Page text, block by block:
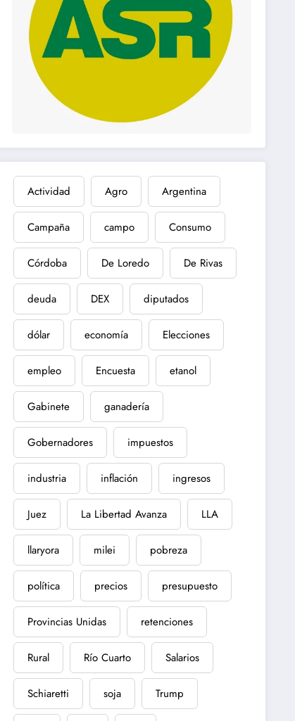
Actividad Agro Argentina
Campaña campo Consumo
Córdoba De Loredo De Rivas
deuda DEX diputados
dólar economía Elecciones
empleo Encuesta etanol
Gabinete ganadería
Gobernadores impuestos
industria inflación ingresos
Juez La Libertad Avanza LLA
llaryora milei pobreza
política precios presupuesto
Provincias Unidas retenciones
Rural Río Cuarto Salarios
Schiaretti soja Trump